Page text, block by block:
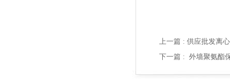
上一篇 : 供应批发离
下一篇 : 外墙聚氨酯